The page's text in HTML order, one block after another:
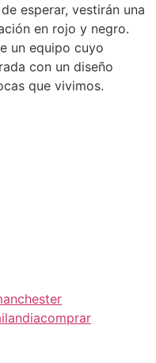
esperar, vestirán una
en rojo y negro.
un equipo cuyo
con un diseño
que vivimos.
comprar